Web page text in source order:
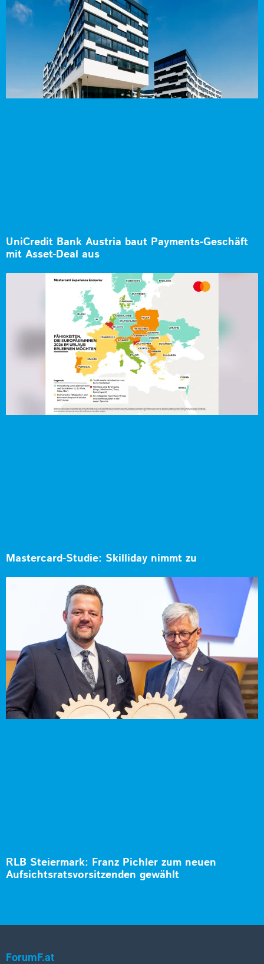
UniCredit Bank Austria baut Payments-Geschäft
mit Asset-Deal aus
Mastercard-Studie: Skilliday nimmt zu
RLB Steiermark: Franz Pichler zum neuen
Aufsichtsratsvorsitzenden gewählt
ForumF.at